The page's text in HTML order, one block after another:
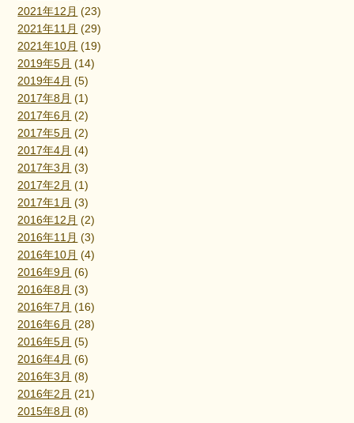
2021年12月 (23)
2021年11月 (29)
2021年10月 (19)
2019年5月 (14)
2019年4月 (5)
2017年8月 (1)
2017年6月 (2)
2017年5月 (2)
2017年4月 (4)
2017年3月 (3)
2017年2月 (1)
2017年1月 (3)
2016年12月 (2)
2016年11月 (3)
2016年10月 (4)
2016年9月 (6)
2016年8月 (3)
2016年7月 (16)
2016年6月 (28)
2016年5月 (5)
2016年4月 (6)
2016年3月 (8)
2016年2月 (21)
2015年8月 (8)